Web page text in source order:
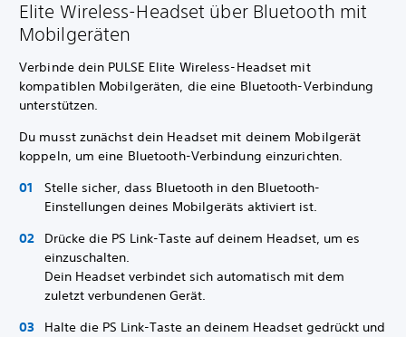
Elite Wireless-Headset über Bluetooth mit
Mobilgeräten
Verbinde dein PULSE Elite Wireless-Headset mit
kompatiblen Mobilgeräten, die eine Bluetooth-Verbindung
unterstützen.
Du musst zunächst dein Headset mit deinem Mobilgerät
koppeln, um eine Bluetooth-Verbindung einzurichten.
Stelle sicher, dass Bluetooth in den Bluetooth-
Einstellungen deines Mobilgeräts aktiviert ist.
Drücke die PS Link-Taste auf deinem Headset, um es
einzuschalten.
Dein Headset verbindet sich automatisch mit dem
zuletzt verbundenen Gerät.
Halte die PS Link-Taste an deinem Headset gedrückt und